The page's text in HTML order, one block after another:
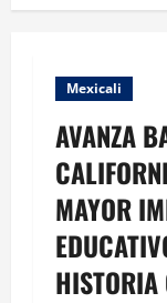
Mexicali
AVANZA
MAYOR
HISTORIA